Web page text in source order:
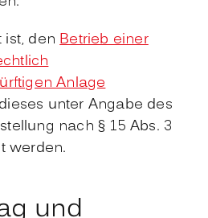
ist, denBetrieb einer
Anlage
unter Angabe des
nach § 15 Abs. 3
werden.
und